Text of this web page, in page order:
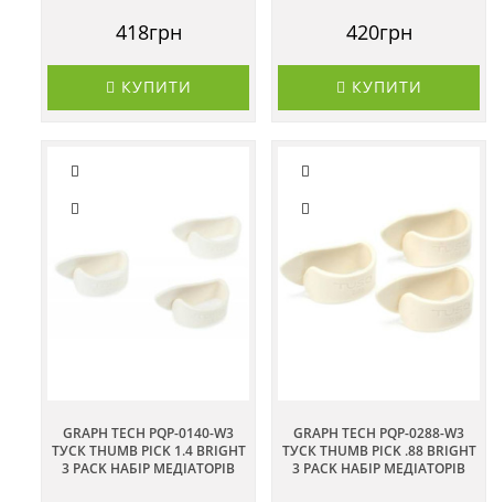
418грн
КУПИТИ
420грн
КУПИТИ
GRAPH TECH PQP-0140-W3
ТУСК THUMB PICK 1.4 BRIGHT
3 PACK НАБІР МЕДІАТОРІВ
GRAPH TECH PQP-0288-W3
ТУСК THUMB PICK .88 BRIGHT
3 PACK НАБІР МЕДІАТОРІВ